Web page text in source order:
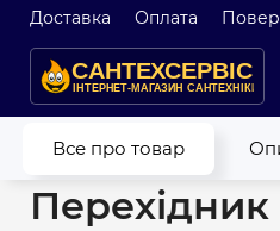
Доставка Оплата
Все про товар
Головна Водопровід
Перехідник